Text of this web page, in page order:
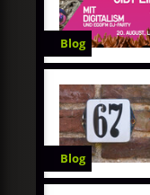
Blog
Blog